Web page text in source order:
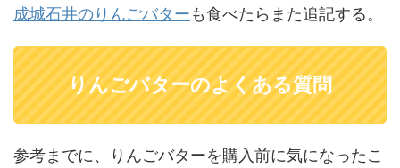
成城石井のりんごバターも食べたらまた追記する。
りんごバターのよくある質問
参考までに、りんごバターを購入前に気になったこ